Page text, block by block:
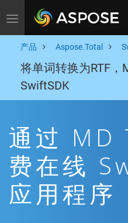
Toggle navigation
产品 Aspose.Total
将单词转换为RTF，
SwiftSDK
通过 MD
费在线
应用程序